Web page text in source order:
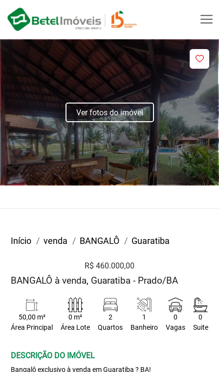
Ver fotos do imóvel
Início venda BANGALÔ Guaratiba
R$ 460.000,00
BANGALÔ à venda, Guaratiba - Prado/BA
50,00 m²
Área Principal
0 m²
Área Lote
2
Quartos
1
Banheiro
0
Vagas
0
Suite
DESCRIÇÃO DO IMÓVEL
Bangalô exclusivo à venda em Guaratiba ? BA!